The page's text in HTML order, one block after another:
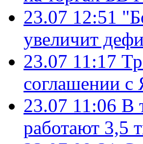
23.07 12:51
увеличит
23.07 11:17
соглашении с
23.07 11:06 В
работают 3,5